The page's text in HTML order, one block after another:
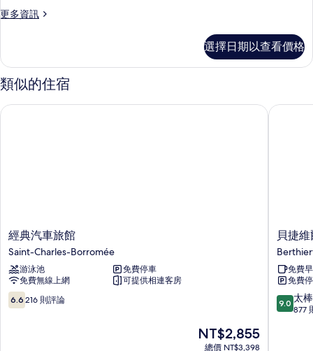
的
有
相
片
更多資訊
更
套
房
的
情
選擇日期以查看價格
類似的住宿
經
典
汽
車
旅
館
Saint-
經典汽車旅館
Saint-Charles-Borromée
游泳池
免費停車
免費無線上網
可提供相連客房
6.6
分，
6.6 216 則評論
現
在
NT$2,855
總價 NT$3,398
經典汽車旅館
貝
捷
維
爾
溫
德
姆
貝捷
免費
免費
9.0
分，
9.0 太
877
貝捷維